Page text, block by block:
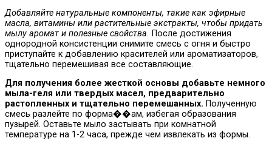
Добавляйте натуральные компоненты, такие как эфирные
масла, витамины или растительные экстракты, чтобы придать
мылу аромат и полезные свойства. После достижения
однородной консистенции снимите смесь с огня и быстро
приступайте к добавлению красителей или ароматизаторов,
тщательно перемешивая все составляющие.
Для получения более жесткой основы добавьте немного
мыла-геля или твердых масел, предварительно
растопленных и тщательно перемешанных. Полученную
смесь разлейте по форма��ам, избегая образования
пузырей. Оставьте мыло застывать при комнатной
температуре на 1-2 часа, прежде чем извлекать из формы.